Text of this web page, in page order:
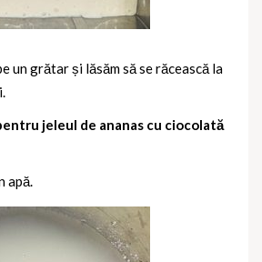
un grătar și lăsăm să se răcească la
jeleul de ananas cu ciocolată
apă.